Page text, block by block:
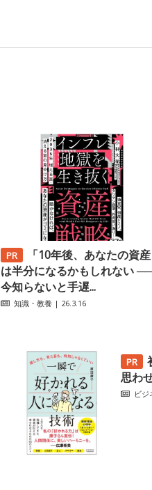
「10年後、あなたの資産
は半分になるかもしれない ──
今知らないと手遅...
知識・教養 | 26.3.16
思わ
ビジ